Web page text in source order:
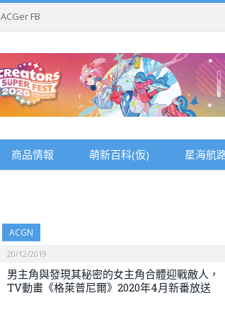
ACGer FB
商品情報 萌新百科(仮) 星海航
ACGN
20/12/2019
男主角與發現其秘密的女主角合體迎戰敵人，
TV動畫《格萊普尼爾》2020年4月新番放送